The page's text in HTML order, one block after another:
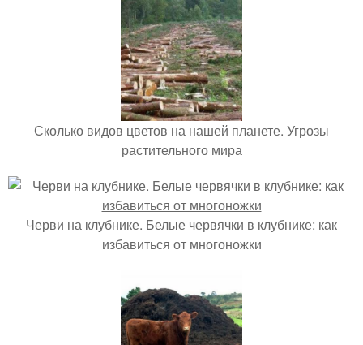
Сколько видов цветов на нашей планете. Угрозы
растительного мира
Черви на клубнике. Белые червячки в клубнике: как
избавиться от многоножки